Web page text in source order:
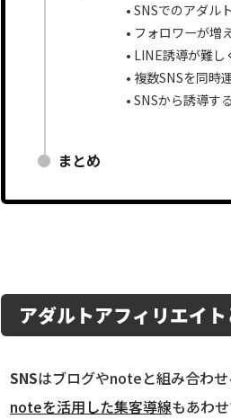
SNSでのアダル
フォロワーが増
LINE誘導が難し
複数SNSを同時
SNSから誘導す
まとめ
アダルトアフィリエイ
SNSはブログやnoteと組み合わせ
noteを活用した集客導線もあわ